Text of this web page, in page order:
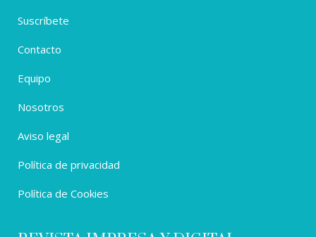
Suscríbete
Contacto
Equipo
Nosotros
Aviso legal
Política de privacidad
Política de Cookies